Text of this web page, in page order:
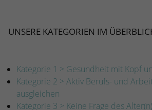
UNSERE KATEGORIEN IM
Kategorie 1 > Gesundheit mit Kopf
Kategorie 2 > Aktiv Berufs- und
ausgleichen
Kategorie 3 > Keine Frage des